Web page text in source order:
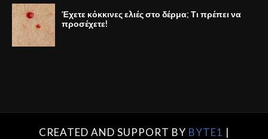
Έχετε κόκκινες ελιές στο δέρμα; Τι πρέπει να
προσέχετε!
CREATED AND SUPPORT BY BYTE1 |